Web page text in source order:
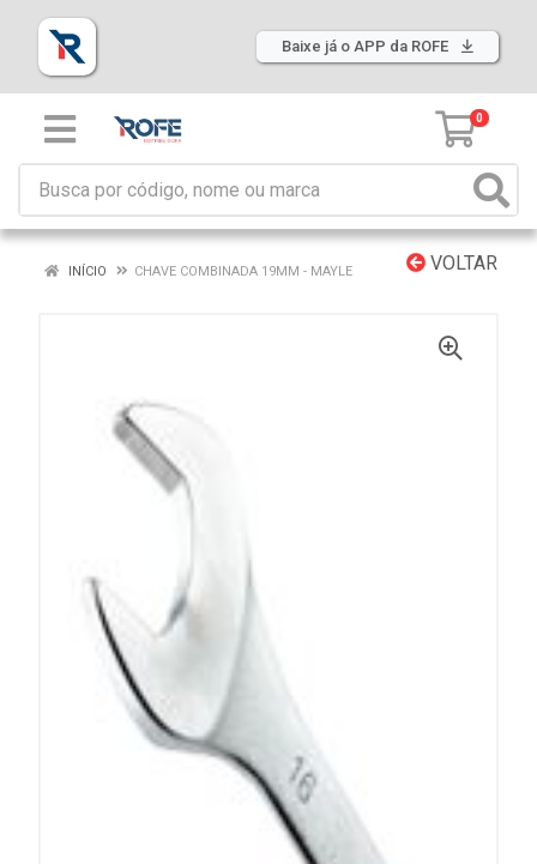
Baixe já o APP da ROFE
0
VOLTAR
INÍCIO CHAVE COMBINADA 19MM - MAYLE